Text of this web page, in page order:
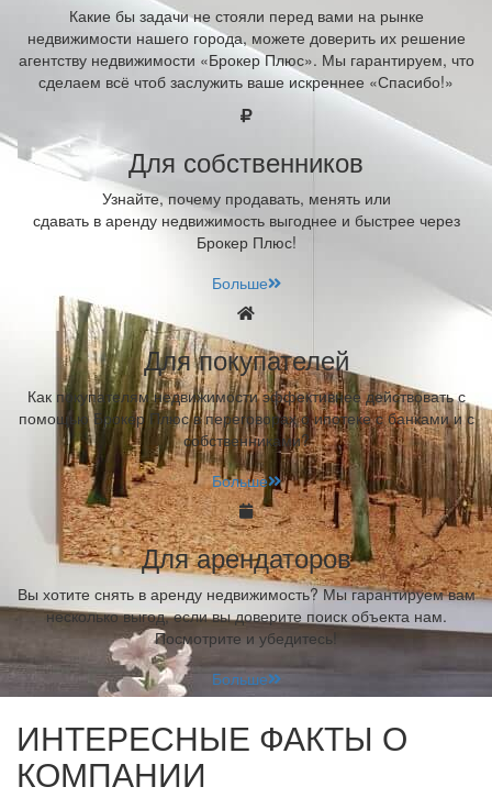
Какие бы задачи не стояли перед вами на рынке
недвижимости нашего города, можете доверить их решение
агентству недвижимости «Брокер Плюс». Мы гарантируем, что
сделаем всё чтоб заслужить ваше искреннее «Спасибо!»
Для собственников
Узнайте, почему продавать, менять или
сдавать в аренду недвижимость выгоднее и быстрее через
Брокер Плюс!
Больше
Для покупателей
Как покупателям недвижимости эффективнее действовать с
помощью Брокер Плюс в переговорах о ипотеке с банками и с
собственниками?
Больше
Для арендаторов
Вы хотите снять в аренду недвижимость? Мы гарантируем вам
несколько выгод, если вы доверите поиск объекта нам.
Посмотрите и убедитесь!
Больше
ИНТЕРЕСНЫЕ ФАКТЫ О
КОМПАНИИ